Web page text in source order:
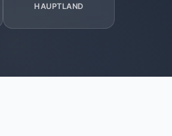
HAUPTLAND